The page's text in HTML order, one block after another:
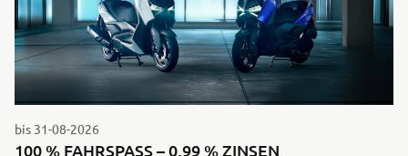
bis 31-08-2026
100 % FAHRSPASS – 0,99 % ZINSEN